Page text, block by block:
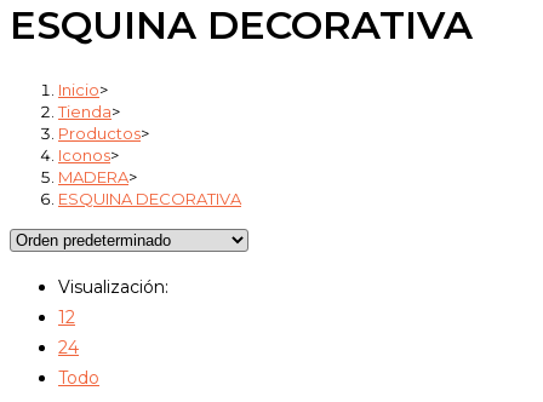
ESQUINA DECORATIVA
Inicio>
Tienda>
Productos>
Iconos>
MADERA>
ESQUINA DECORATIVA
Visualización:
12
24
Todo